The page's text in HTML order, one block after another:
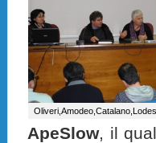
ApeSlow, il